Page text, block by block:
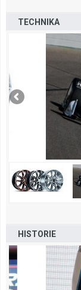
TECHNIKA
HISTORIE